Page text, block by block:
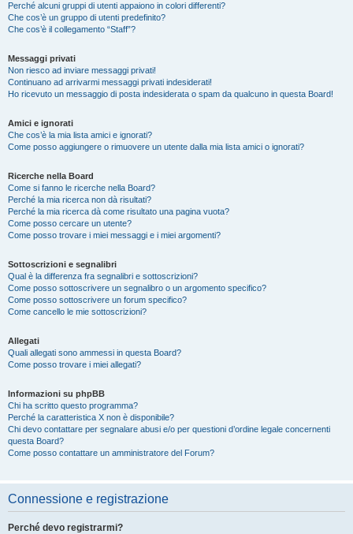
Perché alcuni gruppi di utenti appaiono in colori differenti?
Che cos’è un gruppo di utenti predefinito?
Che cos’è il collegamento “Staff”?
Messaggi privati
Non riesco ad inviare messaggi privati!
Continuano ad arrivarmi messaggi privati indesiderati!
Ho ricevuto un messaggio di posta indesiderata o spam da qualcuno in questa Board!
Amici e ignorati
Che cos’è la mia lista amici e ignorati?
Come posso aggiungere o rimuovere un utente dalla mia lista amici o ignorati?
Ricerche nella Board
Come si fanno le ricerche nella Board?
Perché la mia ricerca non dà risultati?
Perché la mia ricerca dà come risultato una pagina vuota?
Come posso cercare un utente?
Come posso trovare i miei messaggi e i miei argomenti?
Sottoscrizioni e segnalibri
Qual è la differenza fra segnalibri e sottoscrizioni?
Come posso sottoscrivere un segnalibro o un argomento specifico?
Come posso sottoscrivere un forum specifico?
Come cancello le mie sottoscrizioni?
Allegati
Quali allegati sono ammessi in questa Board?
Come posso trovare i miei allegati?
Informazioni su phpBB
Chi ha scritto questo programma?
Perché la caratteristica X non è disponibile?
Chi devo contattare per segnalare abusi e/o per questioni d’ordine legale concernenti
questa Board?
Come posso contattare un amministratore del Forum?
Connessione e registrazione
Perché devo registrarmi?